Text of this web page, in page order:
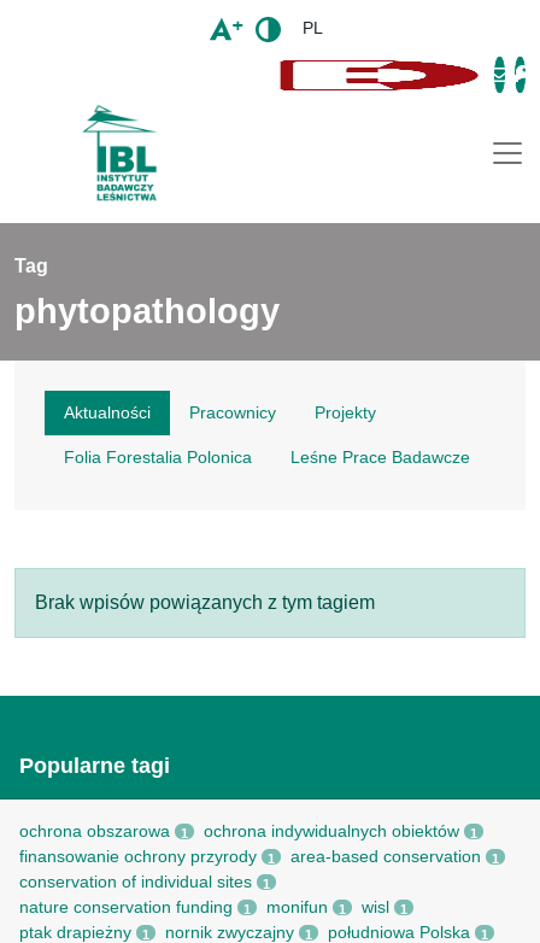
PL
Tag
phytopathology
Aktualności Pracownicy Projekty
Folia Forestalia Polonica Leśne Prace Badawcze
Brak wpisów powiązanych z tym tagiem
Popularne tagi
ochrona obszarowa 1 ochrona indywidualnych obiektów 1
finansowanie ochrony przyrody 1 area-based conservation 1
conservation of individual sites 1
nature conservation funding 1 monifun 1 wisl 1
ptak drapieżny 1 nornik zwyczajny 1 południowa Polska 1